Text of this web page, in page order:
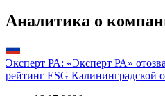
Аналитика о
Эксперт РА: «Эксперт РА»
рейтинг ESG Калининградской